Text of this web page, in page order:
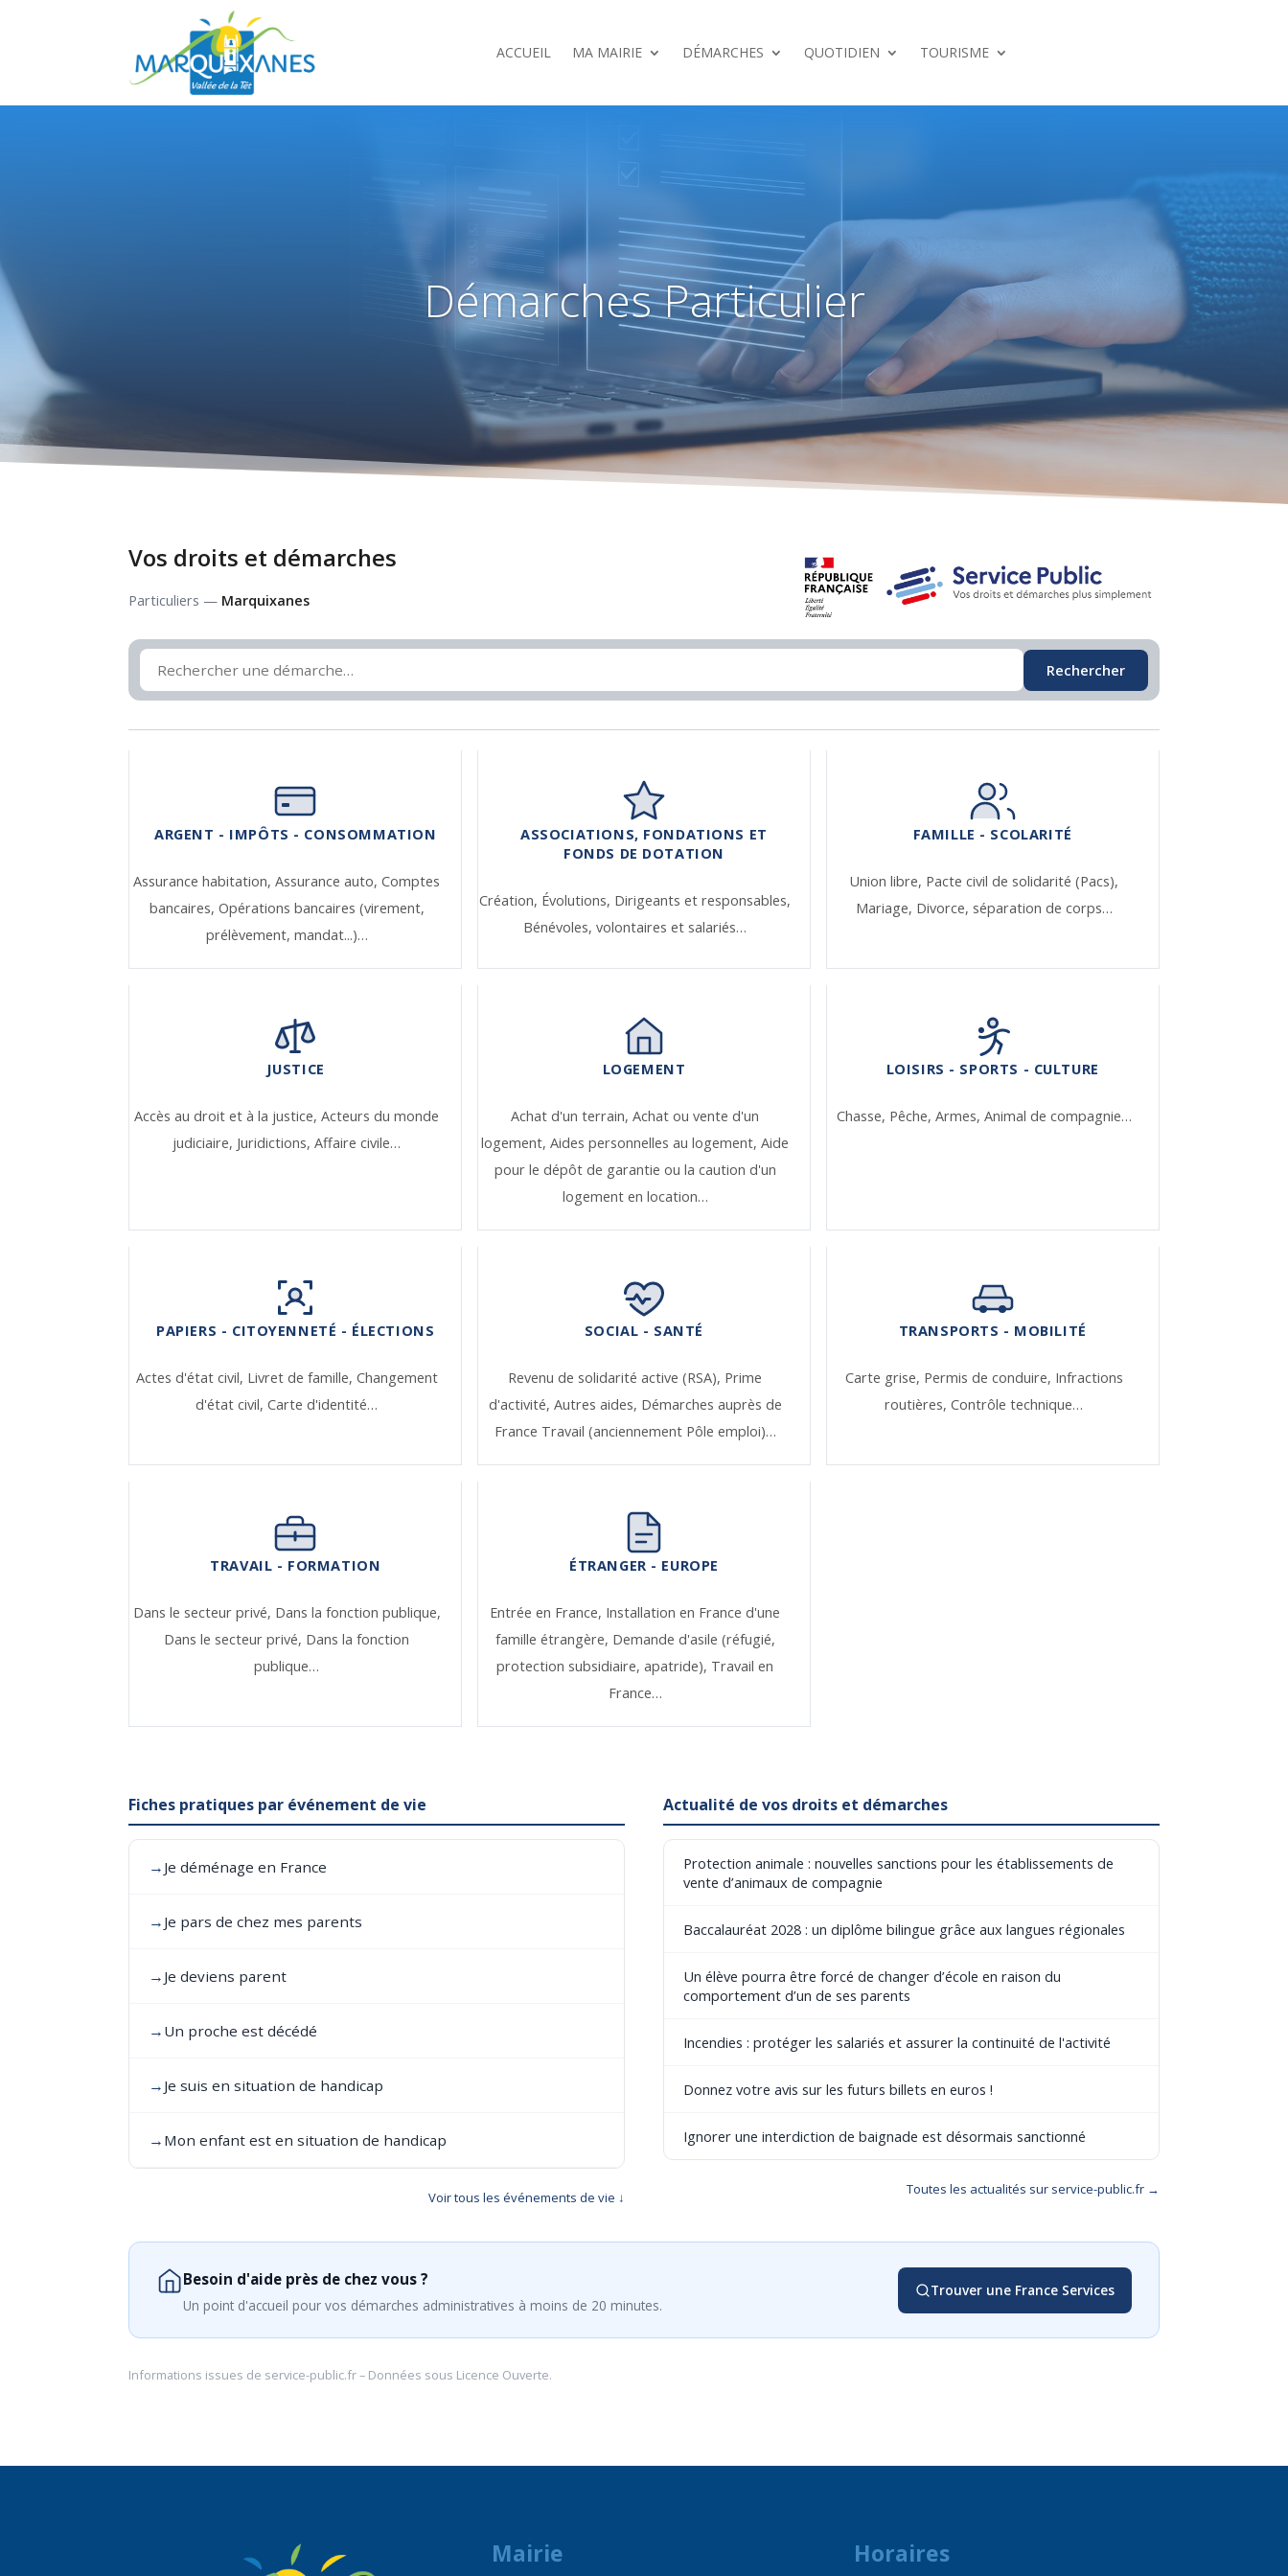
ACCUEIL MA MAIRIE DÉMARCHES QUOTIDIEN TOURISME
Démarches Particulier
Vos droits et démarches
Particuliers — Marquixanes
Rechercher
ARGENT - IMPÔTS - CONSOMMATION
Assurance habitation,Assurance auto,Comptes
bancaires, Opérations bancaires (virement,
prélèvement, mandat...)…
ASSOCIATIONS, FONDATIONS ET
FONDS DE DOTATION
Création, Évolutions, Dirigeants et responsables,
Bénévoles, volontaires et salariés…
FAMILLE - SCOLARITÉ
Union libre, Pacte civil de solidarité (Pacs),
Mariage, Divorce, séparation de corps…
JUSTICE
Accès au droit et à la justice,Acteurs du monde
judiciaire, Juridictions,Affaire civile…
LOGEMENT
Achat d'un terrain,Achat ou vente d'un
logement,Aides personnelles au logement,Aide
pour le dépôt de garantie ou la caution d'un
logement en location…
LOISIRS - SPORTS - CULTURE
Chasse, Pêche, Armes, Animal de compagnie…
PAPIERS - CITOYENNETÉ - ÉLECTIONS
Actes d'état civil, Livret de famille, Changement
d'état civil,Carte d'identité…
SOCIAL - SANTÉ
Revenu de solidarité active (RSA), Prime
d'activité, Autres aides, Démarches auprès de
France Travail (anciennement Pôle emploi)…
TRANSPORTS - MOBILITÉ
Carte grise, Permis de conduire, Infractions
routières,Contrôle technique…
TRAVAIL - FORMATION
Dans le secteur privé, Dans la fonction publique,
Dans le secteur privé, Dans la fonction
publique…
ÉTRANGER - EUROPE
Entrée en France, Installation en France d'une
famille étrangère, Demande d'asile (réfugié,
protection subsidiaire, apatride), Travail en
France…
Fiches pratiques par événement de vie
→ Je déménage en France
→ Je pars de chez mes parents
→ Je deviens parent
→ Un proche est décédé
→ Je suis en situation de handicap
→ Mon enfant est en situation de handicap
Voir tous les événements de vie ↓
Actualité de vos droits et démarches
Protection animale : nouvelles sanctions pour les établissements de
vente d’animaux de compagnie
Baccalauréat 2028 : un diplôme bilingue grâce aux langues régionales
Un élève pourra être forcé de changer d’école en raison du
comportement d’un de ses parents
Incendies : protéger les salariés et assurer la continuité de l'activité
Donnez votre avis sur les futurs billets en euros !
Ignorer une interdiction de baignade est désormais sanctionné
Toutes les actualités sur service-public.fr →
Besoin d'aide près de chez vous ?
Un point d'accueil pour vos démarches administratives à moins de 20 minutes.
Trouver une France Services
Informations issues de service-public.fr– Données sous Licence Ouverte.
Mairie Horaires